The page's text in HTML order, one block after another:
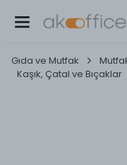
Gıda ve Mutfak
Kaşık, Çatal ve Bıçaklar